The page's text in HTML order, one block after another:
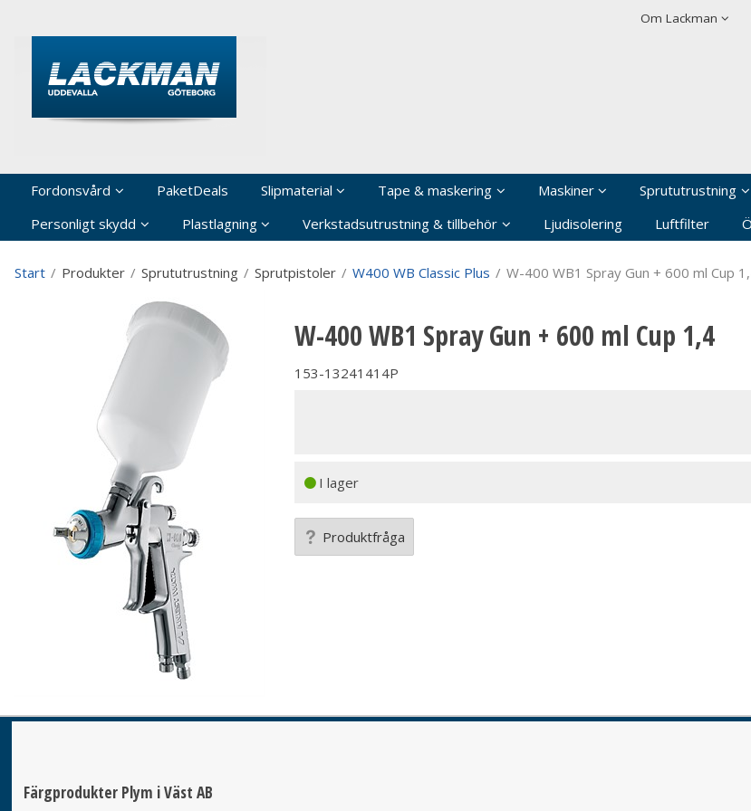
Om Lackman
Villkor
Skapa
Fordonsvård PaketDeals Slipmaterial Tape & maskering Maskiner Sprututrustning
Personligt skydd
Plastlagning Verkstadsutrustning & tillbehör Ljudisolering Luftfilter
Start / Produkter / Sprututrustning / Sprutpistoler / W400 WB Classic Plus / W-400 WB1 Spray Gun + 600 ml Cup
W-400 WB1 Spray Gun + 600 ml Cup 1,4
153-13241414P
I lager
Produktfråga
Färgprodukter Plym i Väst AB